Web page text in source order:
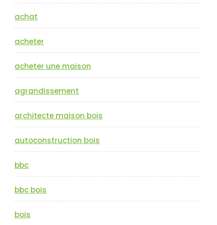
achat
acheter
acheter une maison
agrandissement
architecte maison bois
autoconstruction bois
bbc
bbc bois
bois